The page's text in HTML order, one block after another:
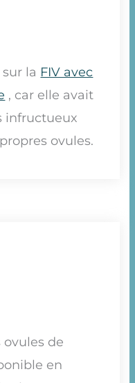
la FIV avec
, car elle avait
infructueux
ovules.
ovules de
en